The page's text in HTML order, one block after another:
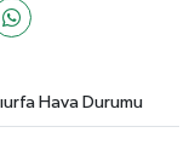
Hava Durumu